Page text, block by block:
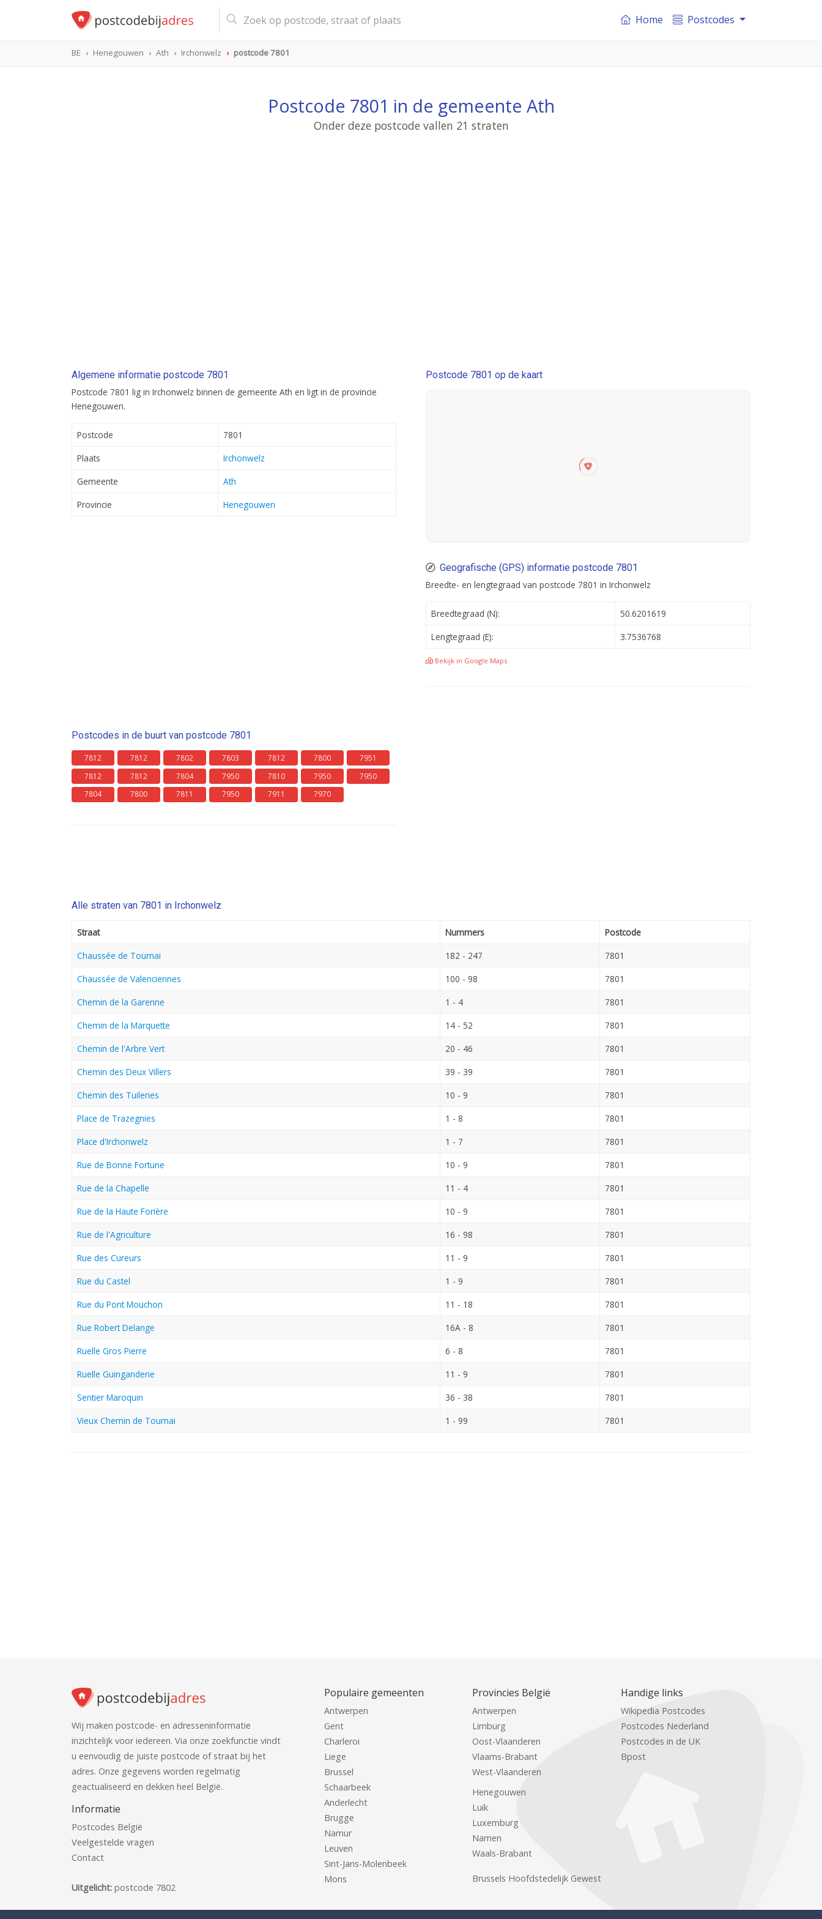
postcode
Home Postcodes
BE Henegouwen Ath Irchonwelz postcode 7801
Postcode 7801 in de gemeente Ath
Onder deze postcode vallen 21 straten
Algemene informatie postcode 7801
Postcode 7801 lig in Irchonwelz binnen de gemeente Ath en ligt in de provincie
Henegouwen.
Postcode
7801
Plaats
Irchonwelz
Gemeente
Ath
Provincie
Henegouwen
Postcodes in de buurt van postcode 7801
7812 7812 7802 7803 7812 7800
7951
7812
7812 7804 7950 7810 7950
7950
7804
7800 7811 7950 7911 7970
Postcode 7801 op de kaart
Geografische (GPS) informatie postcode 7801
Breedte- en lengtegraad van postcode 7801 in Irchonwelz
Breedtegraad (N):
50.6201619
Lengtegraad (E):
3.7536768
Bekijk in Google Maps
Alle straten van 7801 in Irchonwelz
Straat Nummers
Postcode
Chaussée de Tournai
182 - 247
7801
Chaussée de Valenciennes
100 - 98
7801
Chemin de la Garenne
1 - 4
7801
Chemin de la Marquette
14 - 52
7801
Chemin de l'Arbre Vert
20 - 46
7801
Chemin des Deux Villers
39 - 39
7801
Chemin des Tuileries
10 - 9
7801
Place de Trazegnies
1 - 8
7801
Place d'Irchonwelz
1 - 7
7801
Rue de Bonne Fortune
10 - 9
7801
Rue de la Chapelle
11 - 4
7801
Rue de la Haute Forière
10 - 9
7801
Rue de l'Agriculture
16 - 98
7801
Rue des Cureurs
11 - 9
7801
Rue du Castel
1 - 9
7801
Rue du Pont Mouchon
11 - 18
7801
Rue Robert Delange
16A - 8
7801
Ruelle Gros Pierre
6 - 8
7801
Ruelle Guinganderie
11 - 9
7801
Sentier Maroquin
36 - 38
7801
Vieux Chemin de Tournai
1 - 99 7801
Wij maken postcode- en adresseninformatie
inzichtelijk voor iedereen. Via onze zoekfunctie vindt
u eenvoudig de juiste postcode of straat bij het
adres. Onze gegevens worden regelmatig
geactualiseerd en dekken heel België.
Informatie
Postcodes België
Veelgestelde vragen
Contact
Uitgelicht: postcode 7802
Populaire gemeenten
Antwerpen
Gent
Charleroi
Liege
Brussel
Schaarbeek
Anderlecht
Brugge
Namur
Leuven
Sint-Jans-Molenbeek
Mons
Provincies België
Antwerpen
Limburg
Oost-Vlaanderen
Vlaams-Brabant
West-Vlaanderen
Henegouwen
Luik
Luxemburg
Namen
Waals-Brabant
Brussels Hoofdstedelijk Gewest
Handige links
Wikipedia Postcodes
Postcodes Nederland
Postcodes in de UK
Bpost